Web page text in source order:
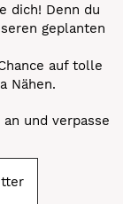
dich! Denn du
geplanten
auf tolle
Nähen.
und verpasse